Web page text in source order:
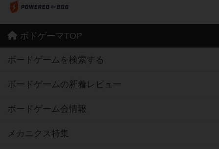
ボドゲーマTOP
ボードゲームを検索する
ボードゲームの新着レビュー
ボードゲーム会情報
メカニクス特集